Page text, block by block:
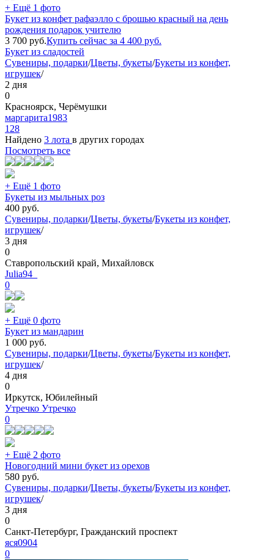
+ Ещё 1 фото
Букет из конфет рафаэлло с брошью красный на день
рождения подарок учителю
3 700 руб.Купить сейчас за 4 400 руб.
Букет из сладостей
Сувениры, подарки/Цветы, букеты/Букеты из конфет,
игрушек/
2 дня
0
Красноярск, Черёмушки
маргарита1983
128
Найдено 3 лота в других городах
Посмотреть все
+ Ещё 1 фото
Букеты из мыльных роз
400 руб.
Сувениры, подарки/Цветы, букеты/Букеты из конфет,
игрушек/
3 дня
0
Ставропольский край, Михайловск
Julia94_
0
+ Ещё 0 фото
Букет из мандарин
1 000 руб.
Сувениры, подарки/Цветы, букеты/Букеты из конфет,
игрушек/
4 дня
0
Иркутск, Юбилейный
Утречко Утречко
0
+ Ещё 2 фото
Новогодний мини букет из орехов
580 руб.
Сувениры, подарки/Цветы, букеты/Букеты из конфет,
игрушек/
3 дня
0
Санкт-Петербург, Гражданский проспект
яся0904
0